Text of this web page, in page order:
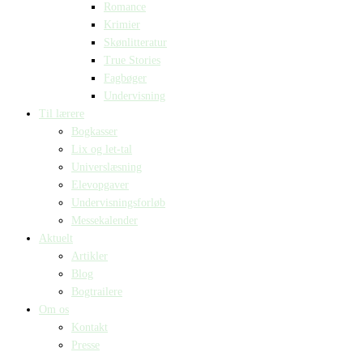
Romance
Krimier
Skønlitteratur
True Stories
Fagbøger
Undervisning
Til lærere
Bogkasser
Lix og let-tal
Universlæsning
Elevopgaver
Undervisningsforløb
Messekalender
Aktuelt
Artikler
Blog
Bogtrailere
Om os
Kontakt
Presse